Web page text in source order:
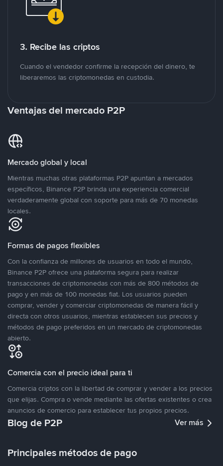
3. Recibe las criptos
Cuando el vendedor confirme la recepción del dinero, te
liberaremos las criptomonedas en custodia.
Ventajas del mercado P2P
Mercado global y local
Mientras muchas otras plataformas P2P apuntan a mercados
específicos, Binance P2P brinda una experiencia comercial
verdaderamente global con soporte para más de 70 monedas
locales.
Formas de pagos flexibles
Con la confianza de millones de usuarios en todo el mundo,
Binance P2P ofrece una plataforma segura para realizar
transacciones de criptomonedas con más de 800 métodos de
pago y en más de 100 monedas fiat. Los usuarios pueden
comprar, vender y comerciar criptomonedas de manera fácil y
directa con otros usuarios, mientras establecen sus precios y
métodos de pago preferidos en un mercado de criptomonedas
abierto.
Comercia con el precio ideal para ti
Comercia criptos con la libertad de comprar y vender a los precios
que elijas. Compra o vende mediante las ofertas existentes o crea
anuncios de comercio para establecer tus propios precios.
Blog de P2P Ver más
Principales métodos de pago